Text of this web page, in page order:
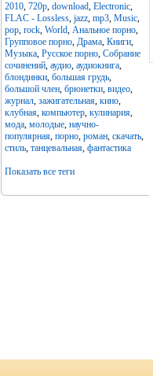
2010, 720p, download, Electronic,
FLAC - Lossless, jazz, mp3, Music,
pop, rock, World, Анальное порно,
Групповое порно, Драма, Книги,
Музыка, Русское порно, Собрание
сочинений, аудио, аудиокнига,
блондинки, большая грудь,
большой член, брюнетки, видео,
журнал, зажигательная, кино,
клубная, компьютер, кулинария,
мода, молодые, научно-
популярная, порно, роман, скачать,
стиль, танцевальная, фантастика
Показать все теги